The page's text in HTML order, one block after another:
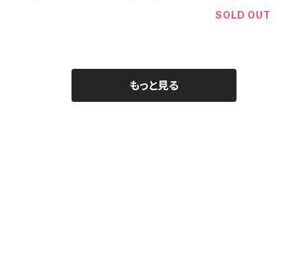
産 P1108
SOLD OUT
もっと見る